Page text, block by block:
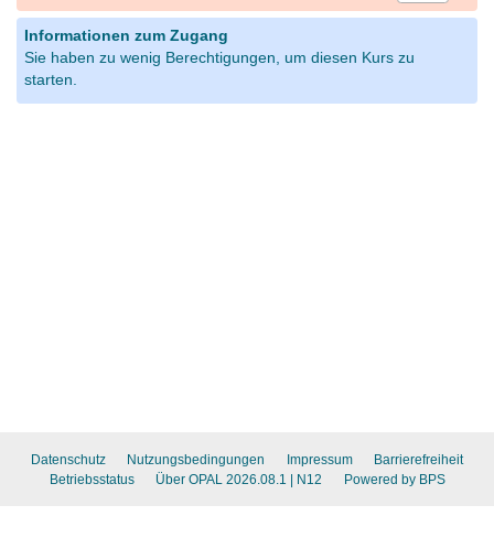
Informationen zum Zugang
Sie haben zu wenig Berechtigungen, um diesen Kurs zu
starten.
Datenschutz Nutzungsbedingungen Impressum
Barrierefreiheit
Betriebsstatus
Über OPAL 2026.08.1 | N12 Powered by BPS